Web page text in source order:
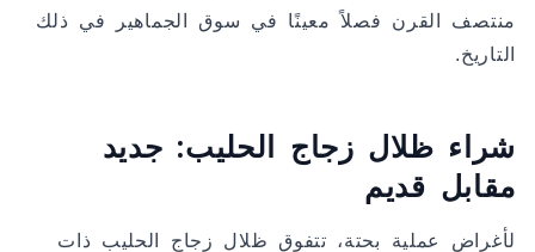
منتصف القرن فصلاً معينًا في سوق الجماهير في ذلك
التاريخ.
شراء ظلال زجاج الحليب: جديد
مقابل قديم
لأغراض عملية بحتة، تتفوق ظلال زجاج الحليب ذات